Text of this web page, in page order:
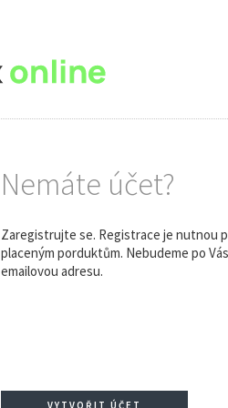
Nemáte účet?
Zaregistrujte se. Registrace je nutnou
placeným porduktům. Nebudeme po
emailovou adresu.
VYTVOŘIT ÚČET